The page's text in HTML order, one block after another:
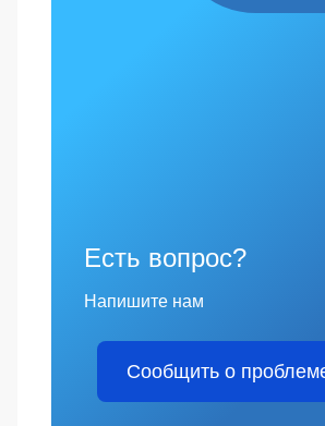
Есть вопрос?
Напишите нам
Сообщить о